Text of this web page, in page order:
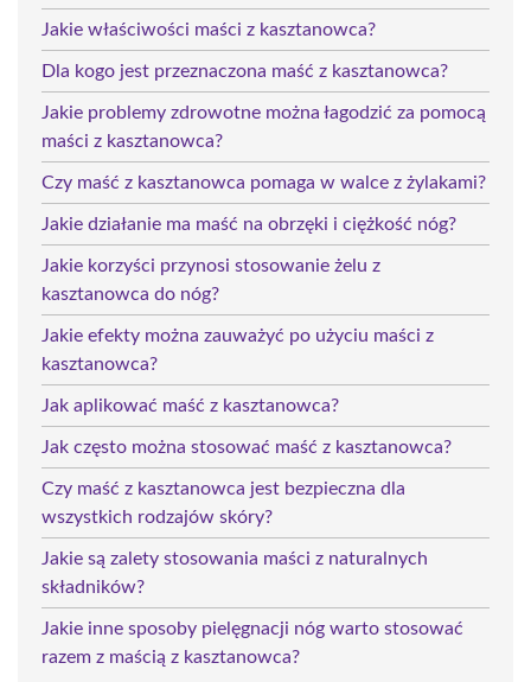
Jakie właściwości maści z kasztanowca?
Dla kogo jest przeznaczona maść z kasztanowca?
Jakie problemy zdrowotne można łagodzić za pomocą
maści z kasztanowca?
Czy maść z kasztanowca pomaga w walce z żylakami?
Jakie działanie ma maść na obrzęki i ciężkość nóg?
Jakie korzyści przynosi stosowanie żelu z
kasztanowca do nóg?
Jakie efekty można zauważyć po użyciu maści z
kasztanowca?
Jak aplikować maść z kasztanowca?
Jak często można stosować maść z kasztanowca?
Czy maść z kasztanowca jest bezpieczna dla
wszystkich rodzajów skóry?
Jakie są zalety stosowania maści z naturalnych
składników?
Jakie inne sposoby pielęgnacji nóg warto stosować
razem z maścią z kasztanowca?